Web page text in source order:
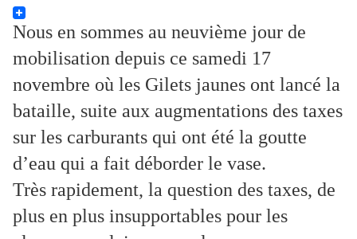
Nous en sommes au neuvième jour de
mobilisation depuis ce samedi 17
novembre où les Gilets jaunes ont lancé la
bataille, suite aux augmentations des taxes
sur les carburants qui ont été la goutte
d’eau qui a fait déborder le vase.
Très rapidement, la question des taxes, de
plus en plus insupportables pour les